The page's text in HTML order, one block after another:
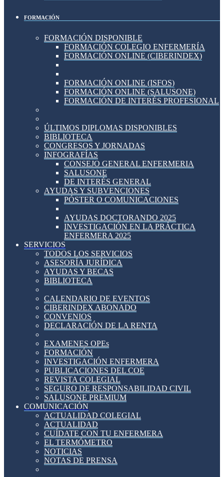
FORMACIÓN
FORMACIÓN DISPONIBLE
FORMACIÓN COLEGIO ENFERMERÍA
FORMACIÓN ONLINE (CIBERINDEX)
FORMACIÓN ONLINE (ISFOS)
FORMACIÓN ONLINE (SALUSONE)
FORMACIÓN DE INTERÉS PROFESIONAL
ÚLTIMOS DIPLOMAS DISPONIBLES
BIBLIOTECA
CONGRESOS Y JORNADAS
INFOGRAFÍAS
CONSEJO GENERAL ENFERMERIA
SALUSONE
DE INTERÉS GENERAL
AYUDAS Y SUBVENCIONES
PÓSTER O COMUNICACIONES
AYUDAS DOCTORANDO 2025
INVESTIGACIÓN EN LA PRÁCTICA
ENFERMERA 2025
SERVICIOS
TODOS LOS SERVICIOS
ASESORÍA JURÍDICA
AYUDAS Y BECAS
BIBLIOTECA
CALENDARIO DE EVENTOS
CIBERINDEX ABONADO
CONVENIOS
DECLARACIÓN DE LA RENTA
EXAMENES OPEs
FORMACIÓN
INVESTIGACIÓN ENFERMERA
PUBLICACIONES DEL COE
REVISTA COLEGIAL
SEGURO DE RESPONSABILIDAD CIVIL
SALUSONE PREMIUM
COMUNICACIÓN
ACTUALIDAD COLEGIAL
ACTUALIDAD
CUÍDATE CON TU ENFERMERA
EL TERMÓMETRO
NOTICIAS
NOTAS DE PRENSA